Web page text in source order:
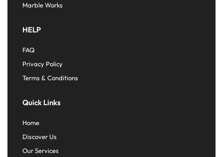
Marble Works
HELP
FAQ
Privacy Policy
Terms & Conditions
Quick Links
Home
Discover Us
Our Services